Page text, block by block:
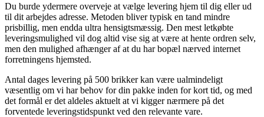
Du burde ydermere overveje at vælge levering hjem til dig eller ud
til dit arbejdes adresse. Metoden bliver typisk en tand mindre
prisbillig, men endda ultra hensigtsmæssig. Den mest letkøbte
leveringsmulighed vil dog altid vise sig at være at hente ordren selv,
men den mulighed afhænger af at du har bopæl nærved internet
forretningens hjemsted.
Antal dages levering på 500 brikker kan være ualmindeligt
væsentlig om vi har behov for din pakke inden for kort tid, og med
det formål er det aldeles aktuelt at vi kigger nærmere på det
forventede leveringstidspunkt ved den relevante vare.